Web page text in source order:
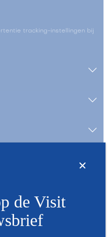
tracking-instellingen bij
- Visit Brescia
de Visit